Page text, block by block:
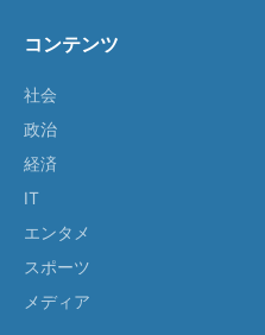
コンテンツ
社会
政治
経済
IT
エンタメ
スポーツ
メディア